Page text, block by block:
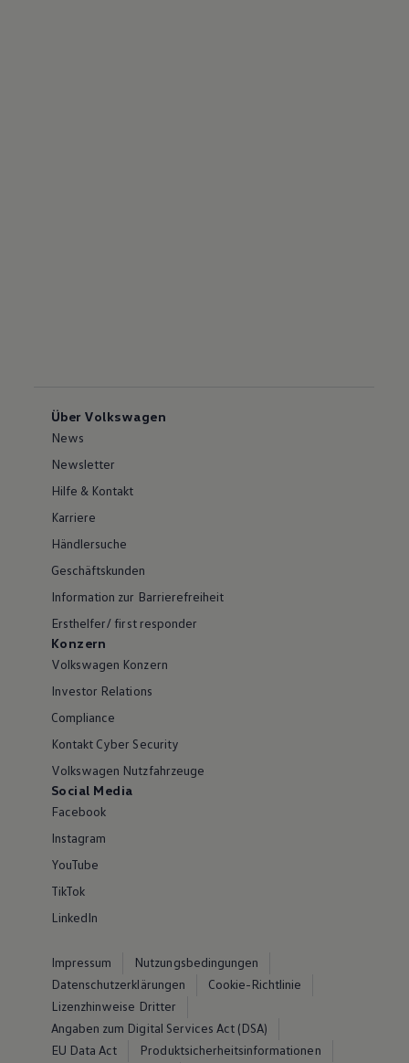
Über Volkswagen
News
Newsletter
Hilfe & Kontakt
Karriere
Händlersuche
Geschäftskunden
Information zur Barrierefreiheit
Ersthelfer/ first responder
Konzern
Volkswagen Konzern
Investor Relations
Compliance
Kontakt Cyber Security
Volkswagen Nutzfahrzeuge
Social Media
Facebook
Instagram
YouTube
TikTok
LinkedIn
Impressum
Nutzungsbedingungen
Datenschutzerklärungen
Cookie-Richtlinie
Lizenzhinweise Dritter
Angaben zum Digital Services Act (DSA)
EU Data Act
Produktsicherheitsinformationen